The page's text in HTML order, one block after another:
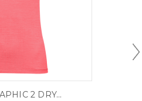
2 DRY...